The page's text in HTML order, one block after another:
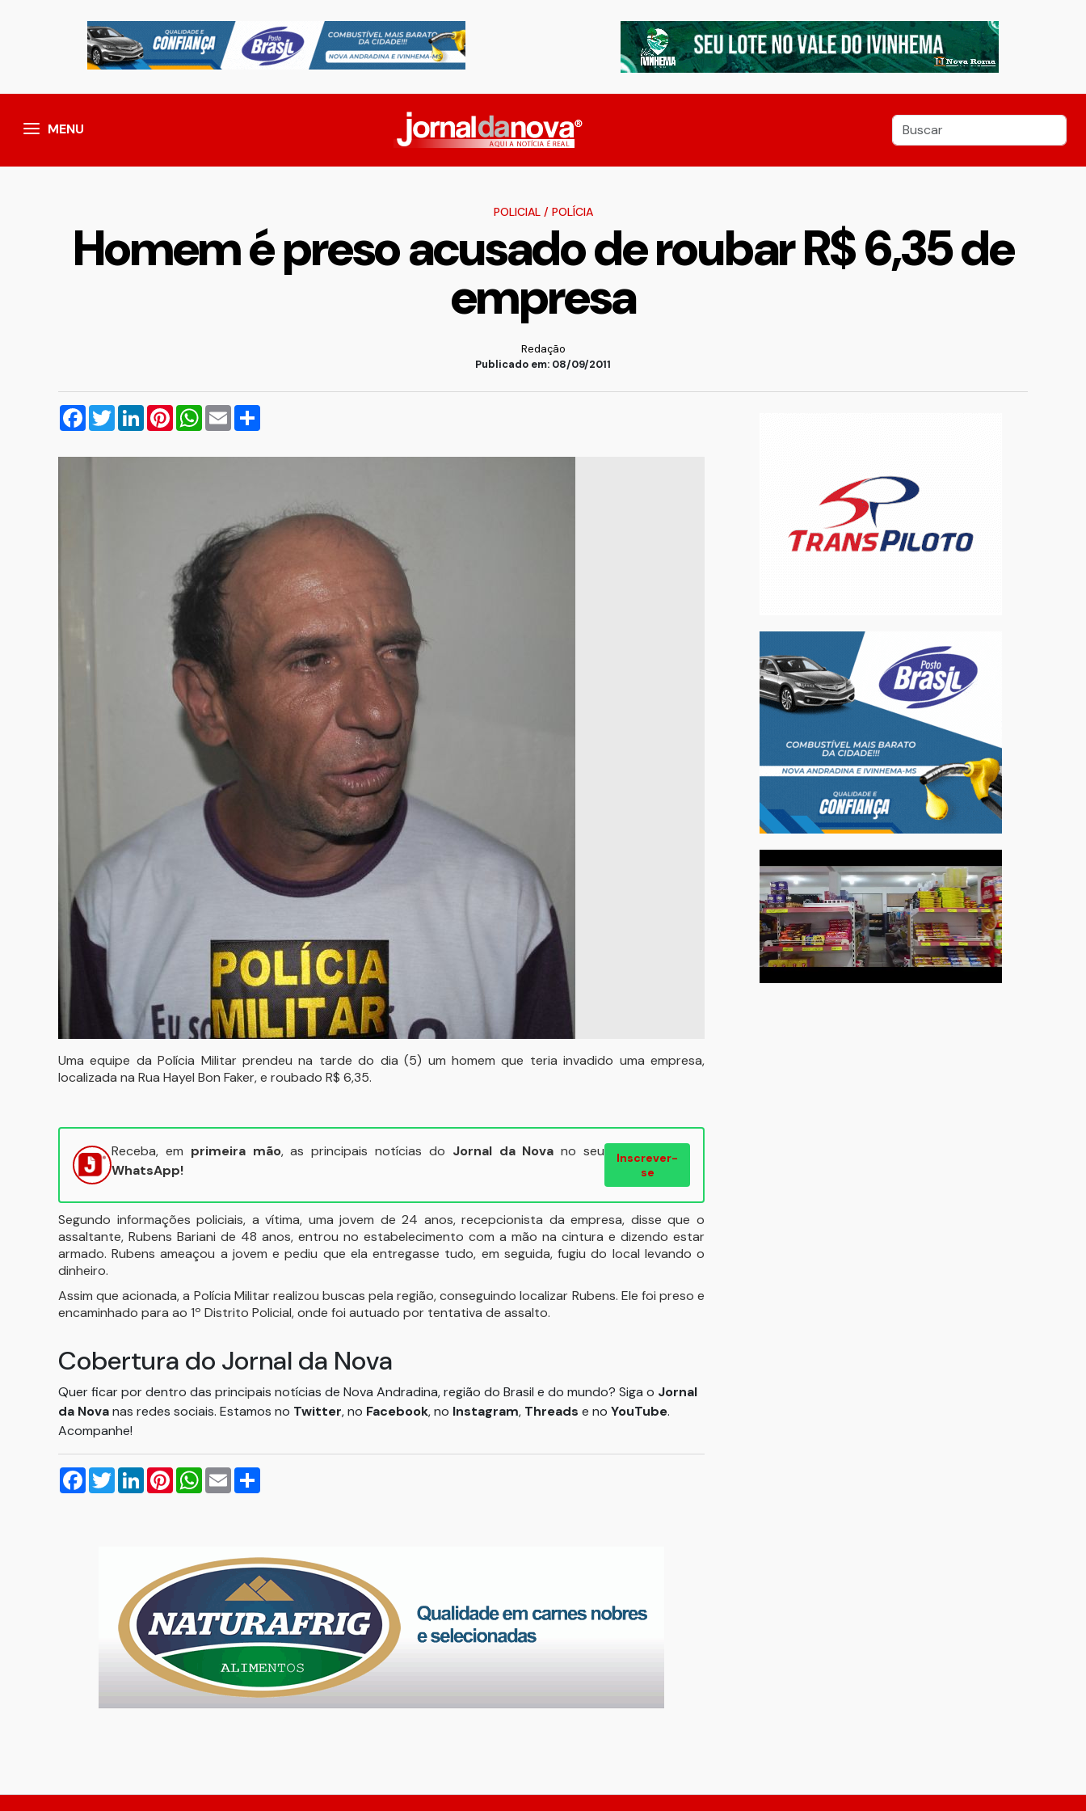
MENU
POLICIAL/ POLÍCIA
Homem é preso acusado de roubar R$ 6,35 de
empresa
Redação
Publicado em: 08/09/2011
Facebook
TwitterLinkedInPinterestWhatsApp
Email
Uma equipe da Polícia Militar prendeu na tarde do dia (5) um homem que teria invadido uma empresa,
localizada na Rua Hayel Bon Faker, e roubado R$ 6,35.
Receba, em primeira mão, as principais notícias do Jornal da Nova no seu
WhatsApp!
Inscrever-
se
Segundo informações policiais, a vítima, uma jovem de 24 anos, recepcionista da empresa, disse que o
assaltante, Rubens Bariani de 48 anos, entrou no estabelecimento com a mão na cintura e dizendo estar
armado. Rubens ameaçou a jovem e pediu que ela entregasse tudo, em seguida, fugiu do local levando o
dinheiro.
Assim que acionada, a Polícia Militar realizou buscas pela região, conseguindo localizar Rubens. Ele foi preso e
encaminhado para ao 1º Distrito Policial, onde foi autuado por tentativa de assalto.
Cobertura do Jornal da Nova
Quer ficar por dentro das principais notícias de Nova Andradina, região do Brasil e do mundo? Siga o Jornal
da Novanas redes sociais. Estamos no Twitter, no Facebook, no Instagram, Threads e no YouTube.
Acompanhe!
Facebook
TwitterLinkedInPinterestWhatsApp
Email